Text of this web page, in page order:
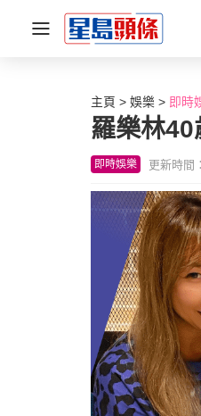
主頁 娛樂 即時
羅樂林40
即時娛樂 更新時間